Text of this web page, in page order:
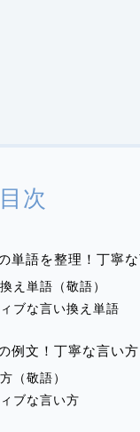
目次
単語を整理！丁寧
え単語（敬語）
ブな言い換え単語
例文！丁寧な言い方
（敬語）
ブな言い方